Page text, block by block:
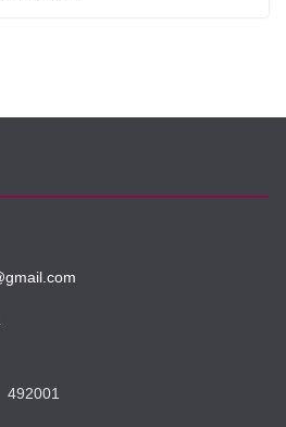
492001